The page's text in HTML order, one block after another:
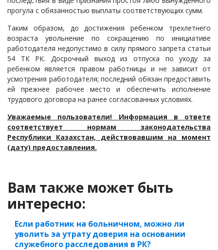
прогула с обязанностью выплаты соответствующих сумм.
Таким образом, до достижения ребенком трехлетнего
возраста увольнение по сокращению по инициативе
работодателя недопустимо в силу прямого запрета статьи
54 ТК РК. Досрочный выход из отпуска по уходу за
ребенком является правом работницы и не зависит от
усмотрения работодателя; последний обязан предоставить
ей прежнее рабочее место и обеспечить исполнение
трудового договора на ранее согласованных условиях.
Уважаемые пользователи! Информация в ответе
соответствует нормам законодательства
Республики Казахстан, действовавшим на момент
(дату) предоставления.
Вам также может быть
интересно:
Если работник на больничном, можно ли
уволить за утрату доверия на основании
служебного расследования в РК?